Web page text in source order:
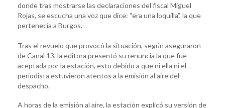
donde tras mostrarse las declaraciones del fiscal Miguel
Rojas, se escucha una voz que dice: “era una loquilla”, la que
pertenecía a Burgos.
Tras el revuelo que provocó la situación, según aseguraron
de Canal 13, la editora presentó su renuncia la que fue
aceptada por la estación, esto debido a que ni ella ni el
periodista estuvieron atentos a la emisión al aire del
despacho.
A horas de la emisión al aire, la estación explicó su versión de